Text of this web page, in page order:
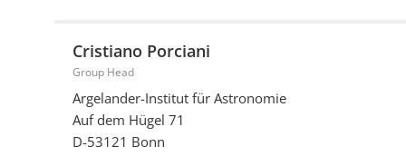
Cristiano Porciani
Group Head
Argelander-Institut für Astronomie
Auf dem Hügel 71
D-53121 Bonn